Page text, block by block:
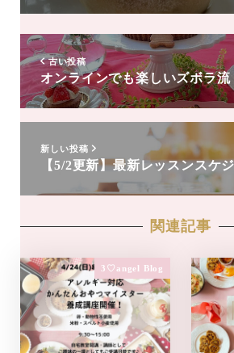
達
追
加
古い投稿
オンラインでも楽しいズボラ流
新しい投稿
【5/2更新】最新レッスンスケ
関連記事
3♡angel Blog